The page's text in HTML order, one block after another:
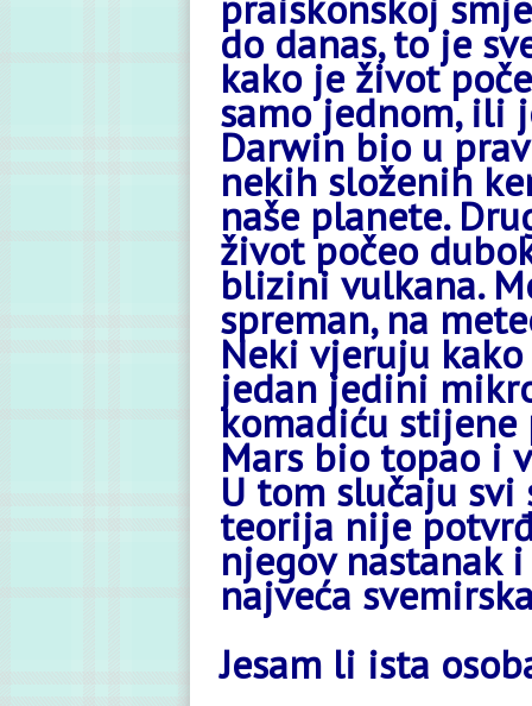
do danas, to je
kako je život
samo jednom, ili
Darwin bio u
nekih složenih
naše planete.
život počeo
blizini vulkana.
spreman, na
Neki vjeruju
jedan jedini
komadiću
Mars bio topao i
U tom slučaju
teorija nije
njegov nastanak
najveća
Jesam li ista